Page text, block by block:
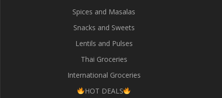
Spices and Masalas
Snacks and Sweets
Lentils and Pulses
Thai Groceries
International Groceries
HOT DEALS